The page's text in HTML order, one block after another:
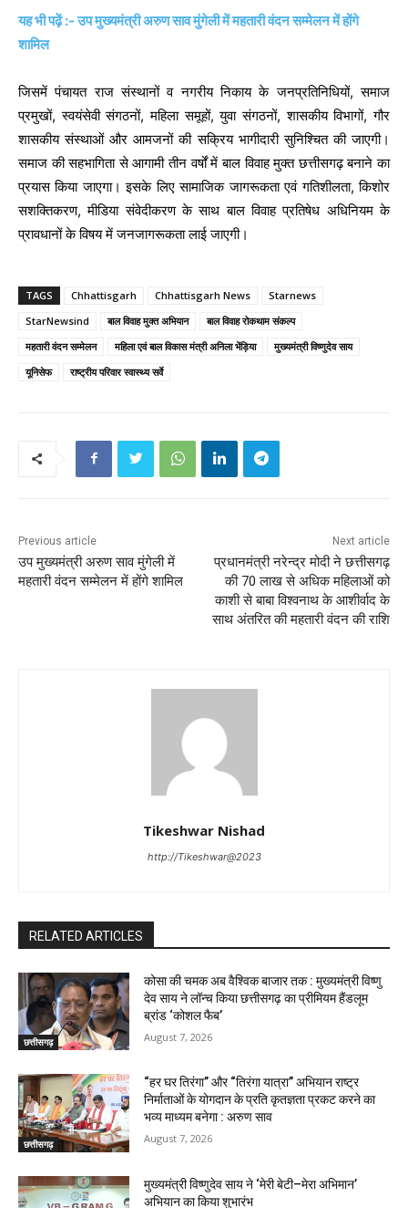
यह भी पढ़ें :- उप मुख्यमंत्री अरुण साव मुंगेली में महतारी वंदन सम्मेलन में होंगे
शामिल
जिसमें पंचायत राज संस्थानों व नगरीय निकाय के जनप्रतिनिधियों, समाज
प्रमुखों, स्वयंसेवी संगठनों, महिला समूहों, युवा संगठनों, शासकीय विभागों, गौर
शासकीय संस्थाओं और आमजनों की सक्रिय भागीदारी सुनिश्चित की जाएगी।
समाज की सहभागिता से आगामी तीन वर्षों में बाल विवाह मुक्त छत्तीसगढ़ बनाने का
प्रयास किया जाएगा। इसके लिए सामाजिक जागरूकता एवं गतिशीलता, किशोर
सशक्तिकरण, मीडिया संवेदीकरण के साथ बाल विवाह प्रतिषेध अधिनियम के
प्रावधानों के विषय में जनजागरूकता लाई जाएगी।
TAGS Chhattisgarh Chhattisgarh News
Starnews
StarNewsind
बाल विवाह मुक्त अभियान
बाल विवाह रोकथाम संकल्प
महतारी वंदन सम्मेलन
महिला एवं बाल विकास मंत्री अनिला भेंड़िया
मुख्यमंत्री विष्णुदेव साय
यूनिसेफ
राष्ट्रीय परिवार स्वास्थ्य सर्वे
Previous article
उप मुख्यमंत्री अरुण साव मुंगेली में
महतारी वंदन सम्मेलन में होंगे शामिल
Next article
प्रधानमंत्री नरेन्द्र मोदी ने छत्तीसगढ़
की 70 लाख से अधिक महिलाओं को
काशी से बाबा विश्वनाथ के आशीर्वाद के
साथ अंतरित की महतारी वंदन की राशि
Tikeshwar Nishad
http://Tikeshwar@2023
RELATED ARTICLES
छत्तीसगढ़
कोसा की चमक अब वैश्विक बाजार तक : मुख्यमंत्री विष्णु
देव साय ने लॉन्च किया छत्तीसगढ़ का प्रीमियम हैंडलूम
ब्रांड ‘कोशल फैब’
August 7, 2026
छत्तीसगढ़
“हर घर तिरंगा” और “तिरंगा यात्रा” अभियान राष्ट्र
निर्माताओं के योगदान के प्रति कृतज्ञता प्रकट करने का
भव्य माध्यम बनेगा : अरुण साव
August 7, 2026
मुख्यमंत्री विष्णुदेव साय ने ‘मेरी बेटी–मेरा अभिमान’
अभियान का किया शुभारंभ